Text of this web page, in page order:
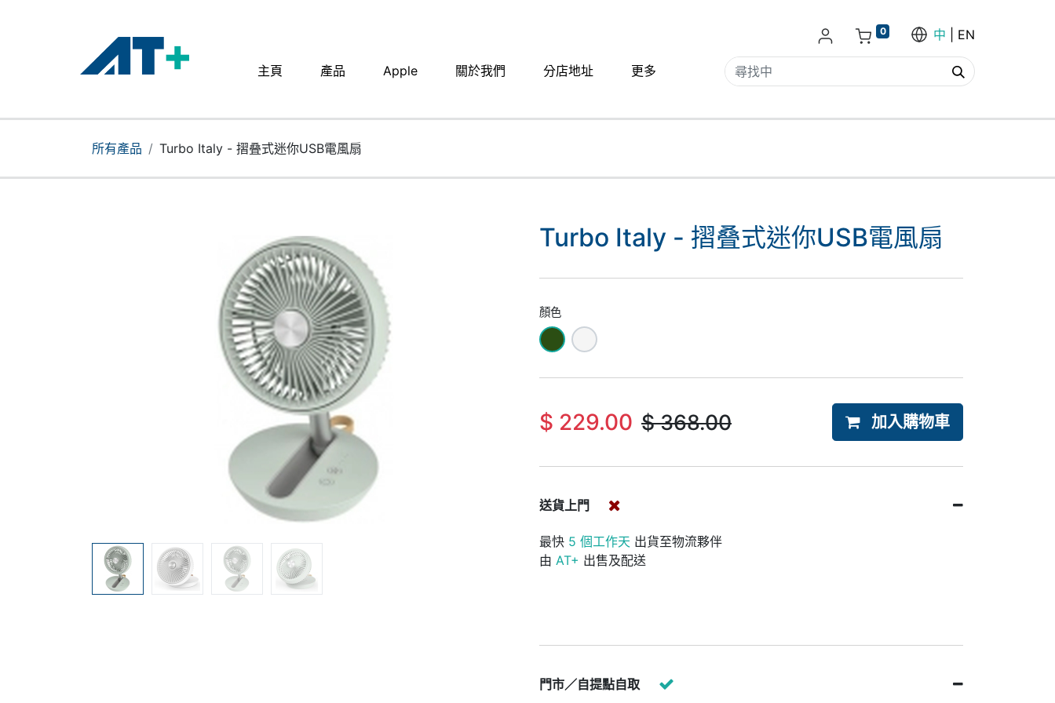
主頁 產品 Apple 關於我們 分店地址​ 更多
0 中 EN
產品
所有產品 Turbo Italy - 摺叠式迷你USB電風扇
Turbo Italy - 摺叠式迷你USB電風扇
顏色
$ 229.00 $368.00 加入購物車
送貨上門
最快 5 個工作天 出貨至物流夥伴
由 AT+ 出售及配送
門市／自提點自取